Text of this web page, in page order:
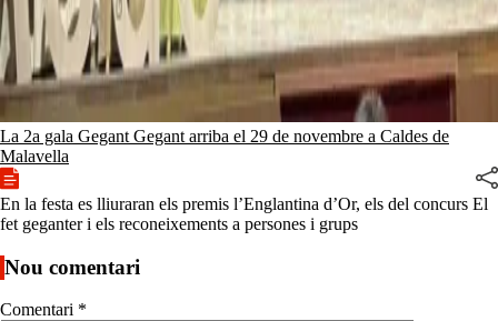
La 2a gala Gegant Gegant arriba el 29 de novembre a Caldes de
Malavella
En la festa es lliuraran els premis l’Englantina d’Or, els del concurs El
fet geganter i els reconeixements a persones i grups
Nou comentari
Comentari *